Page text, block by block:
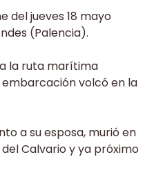
del jueves 18 mayo
(Palencia).
la ruta marítima
volcó en la
a su esposa, murió en
Calvario y ya próximo